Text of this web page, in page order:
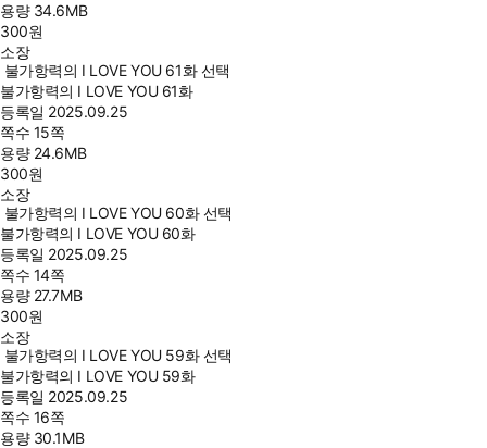
용량 34.6MB
300원
소장
불가항력의 I LOVE YOU 61화 선택
불가항력의 I LOVE YOU 61화
등록일 2025.09.25
쪽수 15쪽
용량 24.6MB
300원
소장
불가항력의 I LOVE YOU 60화 선택
불가항력의 I LOVE YOU 60화
등록일 2025.09.25
쪽수 14쪽
용량 27.7MB
300원
소장
불가항력의 I LOVE YOU 59화 선택
불가항력의 I LOVE YOU 59화
등록일 2025.09.25
쪽수 16쪽
용량 30.1MB